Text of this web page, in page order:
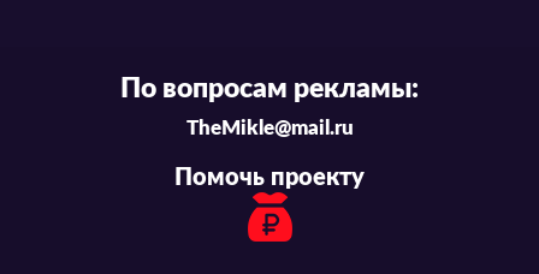
По вопросам рекламы:
TheMikle@mail.ru
Помочь проекту